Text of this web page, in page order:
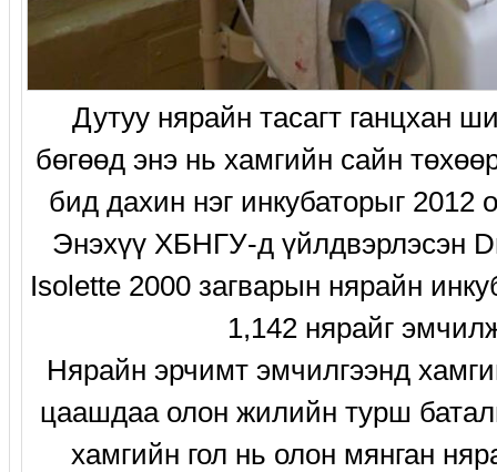
Дутуу нярайн тасагт ганцхан
бөгөөд энэ нь хамгийн сайн
бид дахин нэг инкубаторыг
Энэхүү ХБНГУ-д үйлдвэрлэсэн
Isolette 2000 загварын нярайн
1,142 нярайг
Нярайн эрчимт эмчилгээнд
цаашдаа олон жилийн турш
хамгийн гол нь олон мянган